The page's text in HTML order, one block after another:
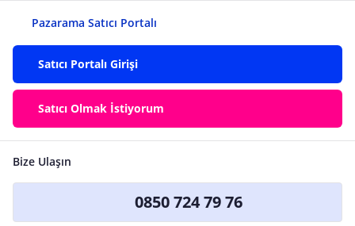
Pazarama Satıcı Portalı
Satıcı Portalı Girişi
Satıcı Olmak İstiyorum
Bize Ulaşın
0850 724 79 76